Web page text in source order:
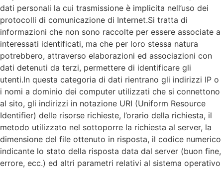
dati personali la cui trasmissione è implicita nell’uso dei
protocolli di comunicazione di Internet.Si tratta di
informazioni che non sono raccolte per essere associate a
interessati identificati, ma che per loro stessa natura
potrebbero, attraverso elaborazioni ed associazioni con
dati detenuti da terzi, permettere di identificare gli
utenti.In questa categoria di dati rientrano gli indirizzi IP o
i nomi a dominio dei computer utilizzati che si connettono
al sito, gli indirizzi in notazione URI (Uniform Resource
Identifier) delle risorse richieste, l’orario della richiesta, il
metodo utilizzato nel sottoporre la richiesta al server, la
dimensione del file ottenuto in risposta, il codice numerico
indicante lo stato della risposta data dal server (buon fine,
errore, ecc.) ed altri parametri relativi al sistema operativo